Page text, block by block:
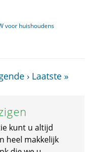
voor huishoudens
› Laatste »
kunt u altijd
heel makkelijk